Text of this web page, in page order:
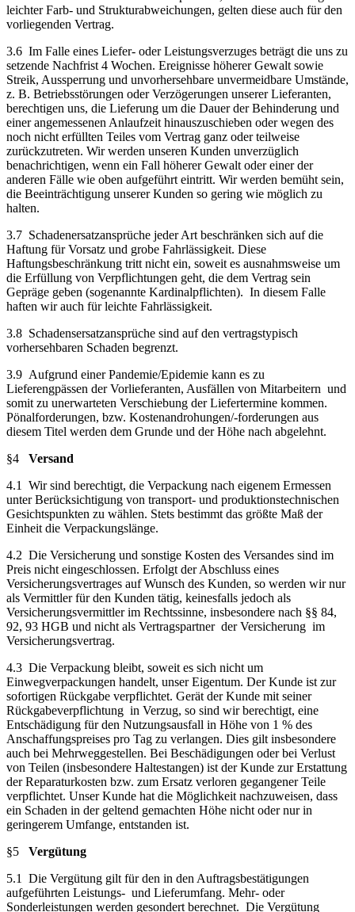
leichter Farb- und Strukturabweichungen, gelten diese auch für den
vorliegenden Vertrag.
3.6 Im Falle eines Liefer- oder Leistungsverzuges beträgt die uns zu
setzende Nachfrist 4 Wochen. Ereignisse höherer Gewalt sowie
Streik, Aussperrung und unvorhersehbare unvermeidbare Umstände,
z. B. Betriebsstörungen oder Verzögerungen unserer Lieferanten,
berechtigen uns, die Lieferung um die Dauer der Behinderung und
einer angemessenen Anlaufzeit hinauszuschieben oder wegen des
noch nicht erfüllten Teiles vom Vertrag ganz oder teilweise
zurückzutreten. Wir werden unseren Kunden unverzüglich
benachrichtigen, wenn ein Fall höherer Gewalt oder einer der
anderen Fälle wie oben aufgeführt eintritt. Wir werden bemüht sein,
die Beeinträchtigung unserer Kunden so gering wie möglich zu
halten.
3.7 Schadenersatzansprüche jeder Art beschränken sich auf die
Haftung für Vorsatz und grobe Fahrlässigkeit. Diese
Haftungsbeschränkung tritt nicht ein, soweit es ausnahmsweise um
die Erfüllung von Verpflichtungen geht, die dem Vertrag sein
Gepräge geben (sogenannte Kardinalpflichten). In diesem Falle
haften wir auch für leichte Fahrlässigkeit.
3.8 Schadensersatzansprüche sind auf den vertragstypisch
vorhersehbaren Schaden begrenzt.
3.9 Aufgrund einer Pandemie/Epidemie kann es zu
Lieferengpässen der Vorlieferanten, Ausfällen von Mitarbeitern und
somit zu unerwarteten Verschiebung der Liefertermine kommen.
Pönalforderungen, bzw. Kostenandrohungen/-forderungen aus
diesem Titel werden dem Grunde und der Höhe nach abgelehnt.
§4 Versand
4.1 Wir sind berechtigt, die Verpackung nach eigenem Ermessen
unter Berücksichtigung von transport- und produktionstechnischen
Gesichtspunkten zu wählen. Stets bestimmt das größte Maß der
Einheit die Verpackungslänge.
4.2 Die Versicherung und sonstige Kosten des Versandes sind im
Preis nicht eingeschlossen. Erfolgt der Abschluss eines
Versicherungsvertrages auf Wunsch des Kunden, so werden wir nur
als Vermittler für den Kunden tätig, keinesfalls jedoch als
Versicherungsvermittler im Rechtssinne, insbesondere nach §§ 84,
92, 93 HGB und nicht als Vertragspartner der Versicherung im
Versicherungsvertrag.
4.3 Die Verpackung bleibt, soweit es sich nicht um
Einwegverpackungen handelt, unser Eigentum. Der Kunde ist zur
sofortigen Rückgabe verpflichtet. Gerät der Kunde mit seiner
Rückgabeverpflichtung in Verzug, so sind wir berechtigt, eine
Entschädigung für den Nutzungsausfall in Höhe von 1 % des
Anschaffungspreises pro Tag zu verlangen. Dies gilt insbesondere
auch bei Mehrweggestellen. Bei Beschädigungen oder bei Verlust
von Teilen (insbesondere Haltestangen) ist der Kunde zur Erstattung
der Reparaturkosten bzw. zum Ersatz verloren gegangener Teile
verpflichtet. Unser Kunde hat die Möglichkeit nachzuweisen, dass
ein Schaden in der geltend gemachten Höhe nicht oder nur in
geringerem Umfange, entstanden ist.
§5 Vergütung
5.1 Die Vergütung gilt für den in den Auftragsbestätigungen
aufgeführten Leistungs- und Lieferumfang. Mehr- oder
Sonderleistungen werden gesondert berechnet. Die Vergütung